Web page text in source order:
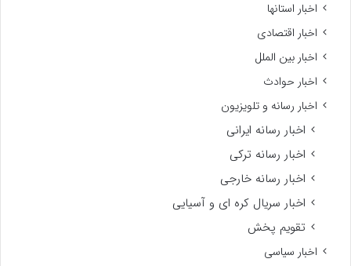
اخبار استانها
اخبار اقتصادی
اخبار بین الملل
اخبار حوادث
اخبار رسانه و تلویزیون
اخبار رسانه ایرانی
اخبار رسانه ترکی
اخبار رسانه خارجی
اخبار سریال کره ای و آسیایی
تقویم پخش
اخبار سیاسی